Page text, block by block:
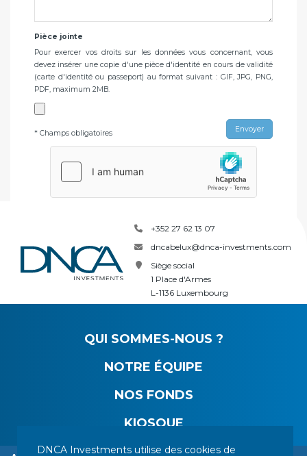
Pièce jointe
Pour exercer vos droits sur les données vous concernant, vous
devez insérer une copie d'une pièce d'identité en cours de validité
(carte d'identité ou passeport) au format suivant : GIF, JPG, PNG,
PDF, maximum 2MB.
* Champs obligatoires Envoyer
+352 27 62 13 07
dncabelux@dnca-investments.com
Siège social
1 Place d'Armes
L-1136 Luxembourg
QUI SOMMES-NOUS ?
NOTRE ÉQUIPE
NOS FONDS
KIOSQUE
DNCA Investments utilise des cookies de